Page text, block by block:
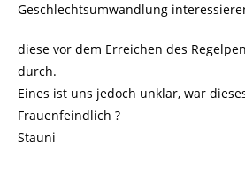
Geschlechtsumwandlung
diese vor dem Erreichen des
durch.
Eines ist uns jedoch unklar, war
Frauenfeindlich ?
Stauni